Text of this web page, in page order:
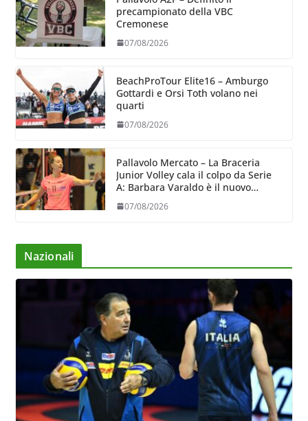
precampionato della VBC
Cremonese
07/08/2026
BeachProTour Elite16 – Amburgo
Gottardi e Orsi Toth volano nei
quarti
07/08/2026
Pallavolo Mercato – La Braceria
Junior Volley cala il colpo da Serie
A: Barbara Varaldo è il nuovo
07/08/2026
Nazionali